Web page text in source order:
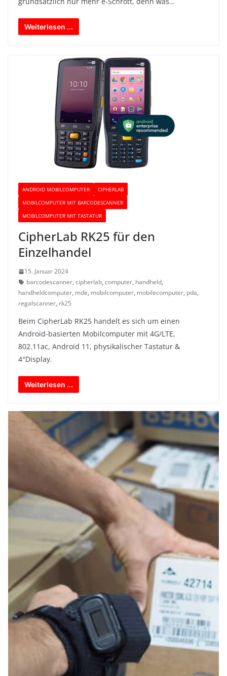
Weiterlesen ...
ANDROID MOBILCOMPUTER
CIPHERLAB
MOBILCOMPUTER MIT BARCODESCANNER
MOBILCOMPUTER MIT TASTATUR
CipherLab RK25 für den
Einzelhandel
15. Januar 2024
barcodescanner, cipherlab, computer, handheld,
handheldcomputer, mde, mobilcomputer, mobilecomputer, pda,
regalscanner, rk25
Beim CipherLab RK25 handelt es sich um einen
Android-basierten Mobilcomputer mit 4G/LTE,
802.11ac, Android 11, physikalischer Tastatur &
4″Display.
Weiterlesen ...